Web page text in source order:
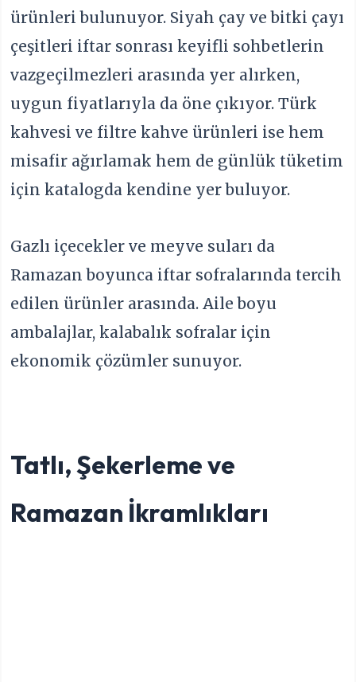
ürünleri bulunuyor. Siyah çay ve bitki çayı
çeşitleri iftar sonrası keyifli sohbetlerin
vazgeçilmezleri arasında yer alırken,
uygun fiyatlarıyla da öne çıkıyor. Türk
kahvesi ve filtre kahve ürünleri ise hem
misafir ağırlamak hem de günlük tüketim
için katalogda kendine yer buluyor.
Gazlı içecekler ve meyve suları da
Ramazan boyunca iftar sofralarında tercih
edilen ürünler arasında. Aile boyu
ambalajlar, kalabalık sofralar için
ekonomik çözümler sunuyor.
Tatlı, Şekerleme ve
Ramazan İkramlıkları